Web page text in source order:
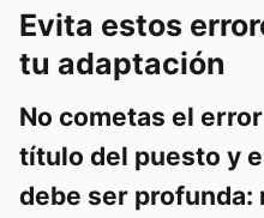
Evita estos
tu adaptación
No cometas el
título del puesto y
debe ser profunda: